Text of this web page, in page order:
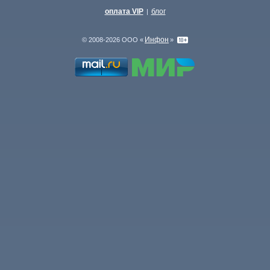
оплата VIP | блог
© 2008-2026 ООО « Инфон »